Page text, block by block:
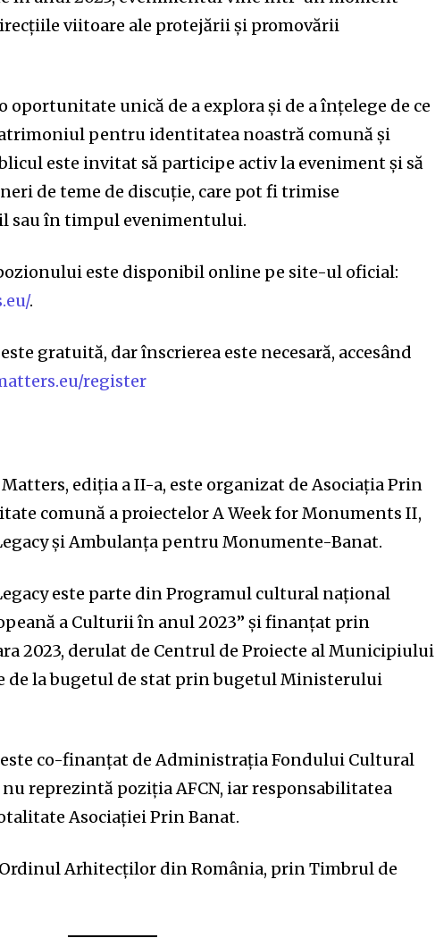
viitoare ale protejării și promovării
oportunitate unică de a explora și de a înțelege de ce
pentru identitatea noastră comună și
este invitat să participe activ la eveniment și să
de teme de discuție, care pot fi trimise
sau în timpul evenimentului.
este disponibil online pe site-ul oficial:
.
gratuită, dar înscrierea este necesară, accesând
register
ediția a II-a, este organizat de Asociația Prin
comună a proiectelor A Week for Monuments II,
și Ambulanța pentru Monumente-Banat.
este parte din Programul cultural național
a Culturii în anul 2023” și finanțat prin
2023, derulat de Centrul de Proiecte al Municipiului
de la bugetul de stat prin bugetul Ministerului
co-finanțat de Administrația Fondului Cultural
reprezintă poziția AFCN, iar responsabilitatea
Asociației Prin Banat.
Arhitecților din România, prin Timbrul de